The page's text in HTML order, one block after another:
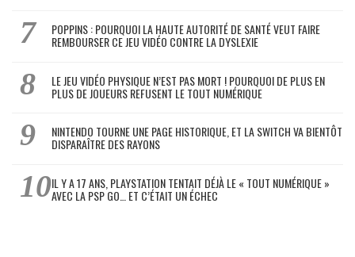
POPPINS : POURQUOI LA HAUTE AUTORITÉ DE SANTÉ VEUT FAIRE
REMBOURSER CE JEU VIDÉO CONTRE LA DYSLEXIE
LE JEU VIDÉO PHYSIQUE N’EST PAS MORT ! POURQUOI DE PLUS EN
PLUS DE JOUEURS REFUSENT LE TOUT NUMÉRIQUE
NINTENDO TOURNE UNE PAGE HISTORIQUE, ET LA SWITCH VA BIENTÔT
DISPARAÎTRE DES RAYONS
IL Y A 17 ANS, PLAYSTATION TENTAIT DÉJÀ LE « TOUT NUMÉRIQUE »
AVEC LA PSP GO… ET C’ÉTAIT UN ÉCHEC